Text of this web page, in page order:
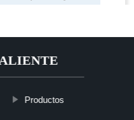
Productos